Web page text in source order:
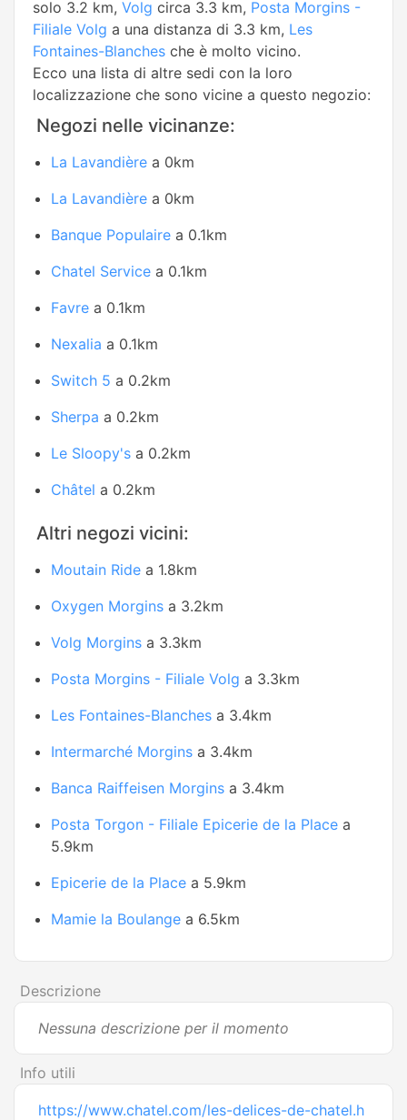
solo 3.2 km, Volg circa 3.3 km, Posta Morgins -
Filiale Volg a una distanza di 3.3 km, Les
Fontaines-Blanches che è molto vicino.
Ecco una lista di altre sedi con la loro
localizzazione che sono vicine a questo negozio:
Negozi nelle vicinanze:
La Lavandière a 0km
La Lavandière a 0km
Banque Populaire a 0.1km
Chatel Service a 0.1km
Favre a 0.1km
Nexalia a 0.1km
Switch 5 a 0.2km
Sherpa a 0.2km
Le Sloopy's a 0.2km
Châtel a 0.2km
Altri negozi vicini:
Moutain Ride a 1.8km
Oxygen Morgins a 3.2km
Volg Morgins a 3.3km
Posta Morgins - Filiale Volg a 3.3km
Les Fontaines-Blanches a 3.4km
Intermarché Morgins a 3.4km
Banca Raiffeisen Morgins a 3.4km
Posta Torgon - Filiale Epicerie de la Place a
5.9km
Epicerie de la Place a 5.9km
Mamie la Boulange a 6.5km
Descrizione
Nessuna descrizione per il momento
Info utili
https://www.chatel.com/les-delices-de-chatel.h